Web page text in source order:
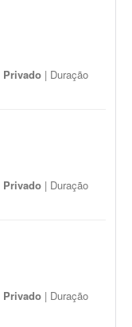
Privado | Duração
Privado | Duração
Privado | Duração